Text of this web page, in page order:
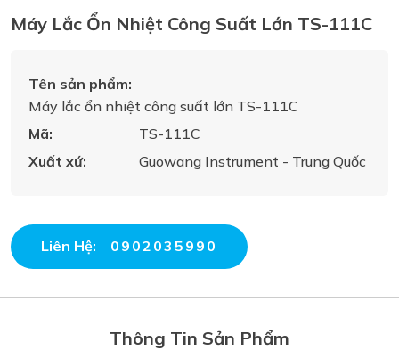
Máy Lắc Ổn Nhiệt Công Suất Lớn TS-111C
Tên sản phẩm:
Máy lắc ổn nhiệt công suất lớn TS-111C
Mã:
TS-111C
Xuất xứ:
Guowang Instrument - Trung Quốc
Liên Hệ: 0902035990
Thông Tin Sản Phẩm